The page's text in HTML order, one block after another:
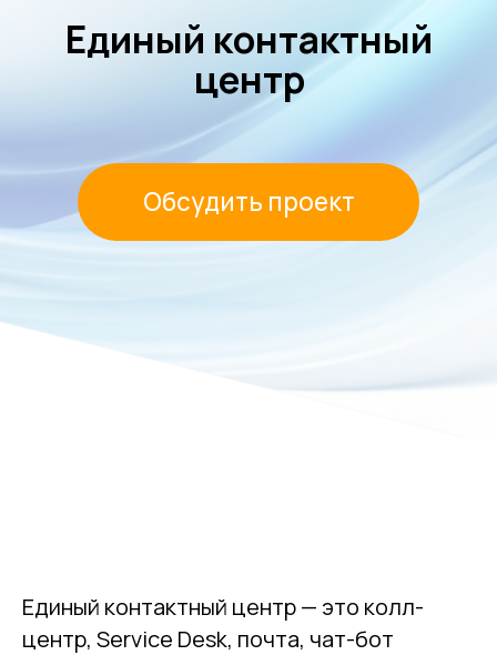
Обсудить проект
Единый контактный центр — это колл-
центр, Service Desk, почта, чат-бот